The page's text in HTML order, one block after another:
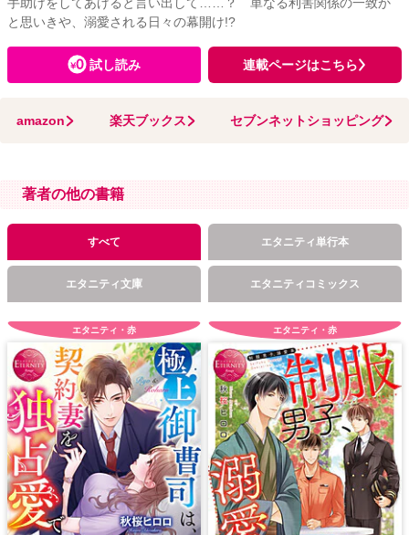
と思いきや、溺愛される日々の幕開け!?
試し読み 連載ページはこちら
amazon 楽天ブックス セブンネットショッピング
著者の他の書籍
すべて エタニティ単行本
エタニティ文庫 エタニティコミックス
エタニティ・赤 エタニティ・赤